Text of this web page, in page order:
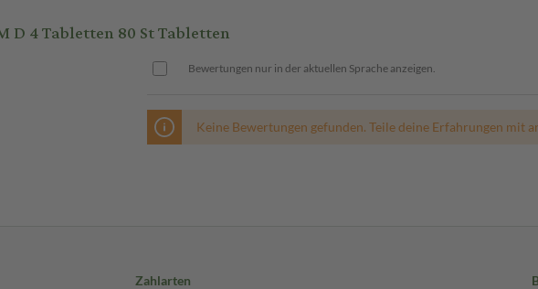
D 4 Tabletten 80 St Tabletten
Bewertungen nur in der aktuellen Sprache anzeigen.
Keine Bewertungen gefunden. Teile deine Erfahrungen mit
Zahlarten